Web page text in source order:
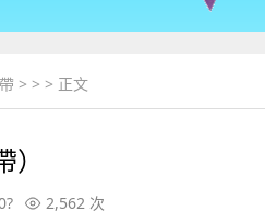
> > > 正文
2,562 次